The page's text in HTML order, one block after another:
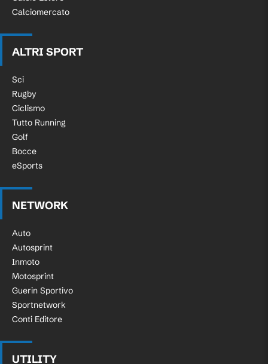
Calciomercato
ALTRI SPORT
Sci
Rugby
Ciclismo
Tutto Running
Golf
Bocce
eSports
NETWORK
Auto
Autosprint
Inmoto
Motosprint
Guerin Sportivo
Sportnetwork
Conti Editore
UTILITY